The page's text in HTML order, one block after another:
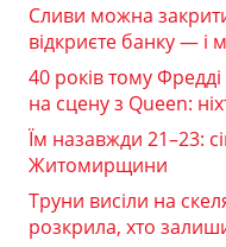
Сливи можна
відкриєте банку — і
40 років тому
на сцену з Queen:
Їм назавжди 21–23:
Житомирщини
Труни висіли на
розкрила, хто